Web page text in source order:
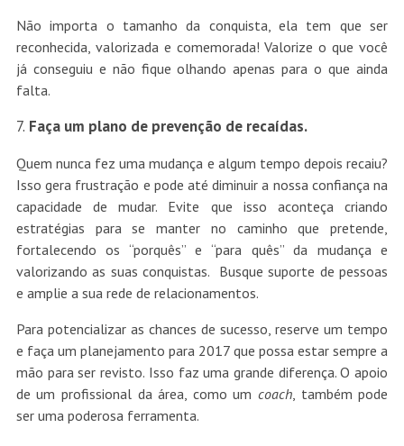
Não importa o tamanho da conquista, ela tem que ser
reconhecida, valorizada e comemorada! Valorize o que você
já conseguiu e não fique olhando apenas para o que ainda
falta.
Faça um plano de prevenção de recaídas.
Quem nunca fez uma mudança e algum tempo depois recaiu?
Isso gera frustração e pode até diminuir a nossa confiança na
capacidade de mudar. Evite que isso aconteça criando
estratégias para se manter no caminho que pretende,
fortalecendo os “porquês” e “para quês” da mudança e
valorizando as suas conquistas. Busque suporte de pessoas
e amplie a sua rede de relacionamentos.
Para potencializar as chances de sucesso, reserve um tempo
e faça um planejamento para 2017 que possa estar sempre a
mão para ser revisto. Isso faz uma grande diferença. O apoio
de um profissional da área, como um coach, também pode
ser uma poderosa ferramenta.